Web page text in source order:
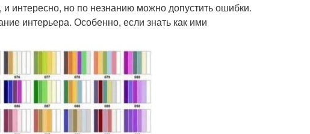
и интересно, но по незнанию можно допустить ошибки.
интерьера. Особенно, если знать как ими